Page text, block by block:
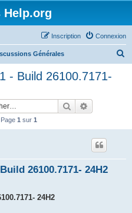
Help.org
Connexion
Inscription
Générales
- Build 26100.7171-
Rechercher
1 sur 1
26100.7171- 24H2
24H2